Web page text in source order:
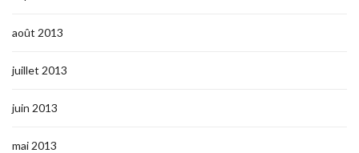
août 2013
juillet 2013
juin 2013
mai 2013